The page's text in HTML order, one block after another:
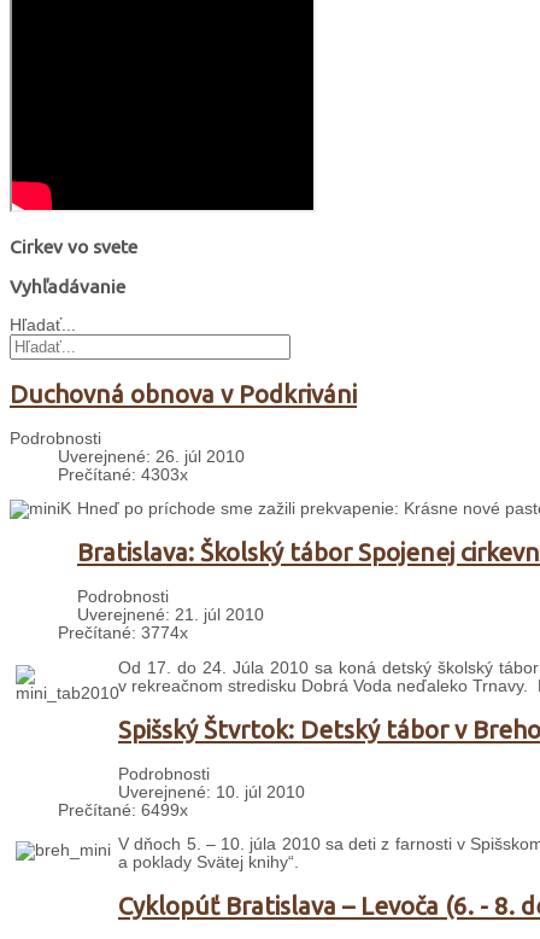
Cirkev vo svete
Vyhľadávanie
Hľadať...
Duchovná obnova v Podkriváni
Podrobnosti
Uverejnené: 26. júl 2010
Prečítané: 4303x
Hneď po príchode sme zažili prekvapenie: Krásne nové
Bratislava: Školský tábor Spojenej
Podrobnosti
Uverejnené: 21. júl 2010
Prečítané: 3774x
Od 17. do 24. Júla 2010 sa koná detský školský
v rekreačnom stredisku Dobrá Voda neďaleko
Spišský Štvrtok: Detský tábor v
Podrobnosti
Uverejnené: 10. júl 2010
Prečítané: 6499x
V dňoch 5. – 10. júla 2010 sa deti z farnosti v
a poklady Svätej knihy“.
Cyklopúť Bratislava – Levoča (6. - 8.